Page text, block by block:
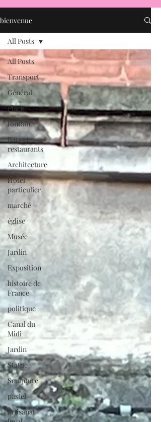
bienvenue
All Posts
Transport
Général
Place
fontaine
Bars et
restaurants
Architecture
Hôtel
particulier
marché
église
Musée
Jardin
Exposition
histoire de
France
politique
Canal du
Midi
Jardin
Statue
Sculpture
pastel
artisanat
All Posts